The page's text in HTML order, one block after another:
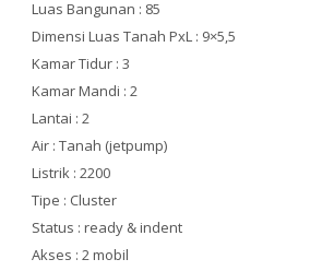
Luas Bangunan : 85
Dimensi Luas Tanah PxL : 9×5,5
Kamar Tidur : 3
Kamar Mandi : 2
Lantai : 2
Air : Tanah (jetpump)
Listrik : 2200
Tipe : Cluster
Status : ready & indent
Akses : 2 mobil